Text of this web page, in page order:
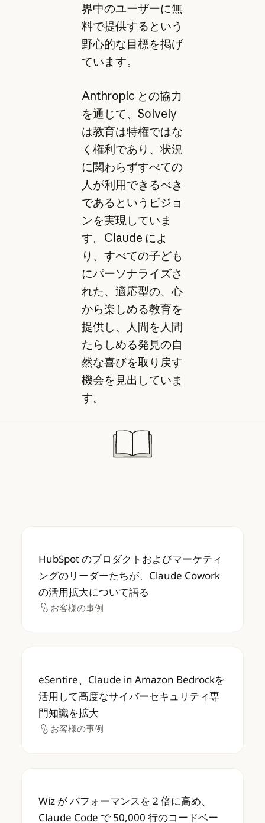
界中のユーザーに無
料で提供するという
野心的な目標を掲げ
ています。
Anthropic との協力
を通じて、Solvely
は教育は特権ではな
く権利であり、状況
に関わらずすべての
人が利用できるべき
であるというビジョ
ンを実現していま
す。Claude によ
り、すべての子ども
にパーソナライズさ
れた、適応型の、心
から楽しめる教育を
提供し、人間を人間
たらしめる発見の自
然な喜びを取り戻す
機会を見出していま
す。
HubSpot のプロダクトおよびマーケティ
HubSpot のプロダクトおよびマーケティ
ングのリーダーたちが、Claude Cowork
の活用拡大について語る
お客様の事例
お客様の事例
eSentire、Claude in Amazon Bedrockを
eSentire、Claude in Amazon Bedrockを
活用して高度なサイバーセキュリティ専
門知識を拡大
お客様の事例
お客様の事例
Wiz が パフォーマンスを 2 倍に高め、
Wiz が パフォーマンスを 2 倍に高め、
Claude Code で 50,000 行のコードベー